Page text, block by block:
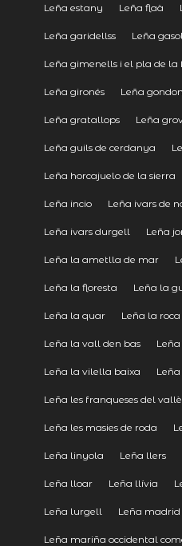
Leña estany Leña flaà
Leña garidellss Leña
Leña gimenells i el pla de la
Leña gironés Leña
Leña gratallops Leña
Leña guils de cerdanya
Leña horcajuelo de la sierra
Leña incio Leña ivars de
Leña ivars durgell Leña
Leña la ametlla de mar
Leña la floresta Leña la
Leña la quar Leña la
Leña la vall den bas
Leña la vilella baixa
Leña les franqueses del
Leña les masies de roda
Leña linyola Leña llers
Leña lloar Leña llívia
Leña lurgell Leña madrid
Leña mariña occidental